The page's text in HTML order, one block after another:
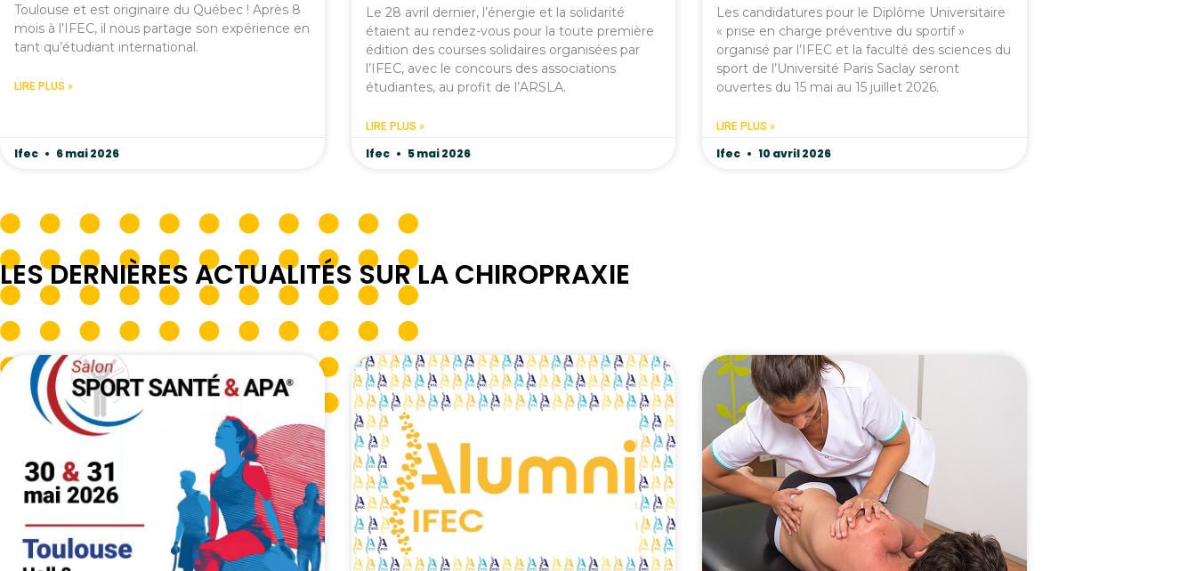
Toulouse et est originaire du Québec ! Après 8
mois à l’IFEC, il nous partage son expérience en
tant qu’étudiant international.
LIRE PLUS »
Ifec 6 mai 2026
Le 28 avril dernier, l’énergie et la solidarité
étaient au rendez-vous pour la toute première
édition des courses solidaires organisées par
l’IFEC, avec le concours des associations
étudiantes, au profit de l’ARSLA.
LIRE PLUS »
Ifec 5 mai 2026
Les candidatures pour le Diplôme Universitaire
« prise en charge préventive du sportif »
organisé par l’IFEC et la faculté des sciences du
sport de l’Université Paris Saclay seront
ouvertes du 15 mai au 15 juillet 2026.
LIRE PLUS »
Ifec 10 avril 2026
LES DERNIÈRES ACTUALITÉS SUR LA CHIROPRAXIE